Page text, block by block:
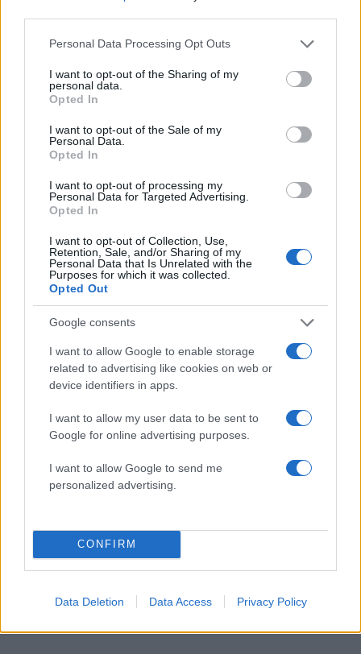
Please note that this website/app uses one or more Google
not limited to your visit or usage behaviour. You may click to
grant or deny consent to Google and its third-party tags to
use your data for below specified purposes in below Google
consent section.
Personal Data Processing Opt Outs
I want to opt-out of the Sharing of my
personal data.
Opted In
I want to opt-out of the Sale of my
Personal Data.
Opted In
I want to opt-out of processing my
Personal Data for Targeted Advertising.
Opted In
I want to opt-out of Collection, Use,
Retention, Sale, and/or Sharing of my
Personal Data that Is Unrelated with the
Purposes for which it was collected.
Opted Out
Google consents
I want to allow Google to enable storage
related to advertising like cookies on web or
device identifiers in apps.
I want to allow my user data to be sent to
Google for online advertising purposes.
I want to allow Google to send me
personalized advertising.
CONFIRM
Data Deletion Data Access Privacy Policy
Βασιλειάδη στις διακοπές τους και τα γενέθλια
– «Καμία στιγμή ευτυχίας δεδομένη»
Ιωάννα Τούνη: «Έβγαλα όλο το βράδυ στο
νοσοκομείο με ορούς και αντιβιώσεις»